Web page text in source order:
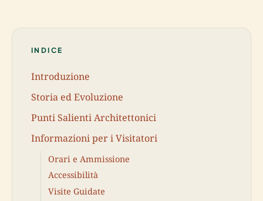
INDICE
Introduzione
Storia ed Evoluzione
Punti Salienti Architettonici
Informazioni per i Visitatori
Orari e Ammissione
Accessibilità
Visite Guidate